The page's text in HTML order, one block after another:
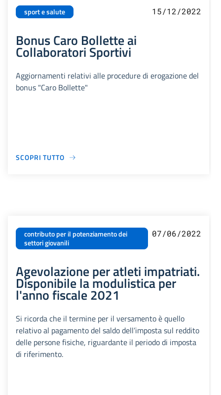
sport e salute 15/12/2022
Bonus Caro Bollette ai
Collaboratori Sportivi
Aggiornamenti relativi alle procedure di erogazione del
bonus "Caro Bollette"
SCOPRI TUTTO
contributo per il potenziamento dei
settori giovanili
07/06/2022
Agevolazione per atleti impatriati.
Disponibile la modulistica per
l'anno fiscale 2021
Si ricorda che il termine per il versamento è quello
relativo al pagamento del saldo dell’imposta sul reddito
delle persone fisiche, riguardante il periodo di imposta
di riferimento.